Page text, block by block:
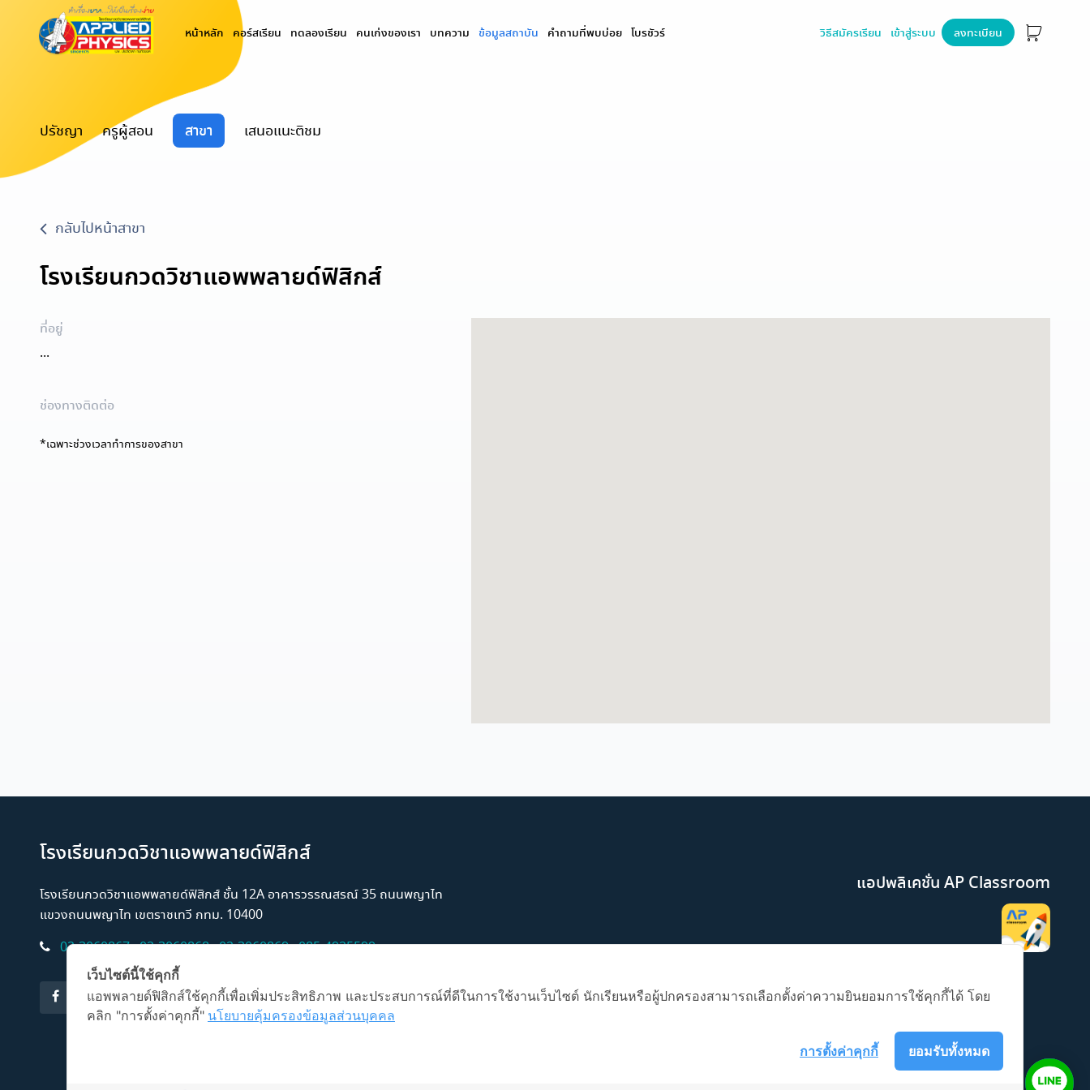
หน้าหลัก (current)
คอร์สเรียน ทดลองเรียน คนเก่งของเรา บทความ ข้อมูลสถาบัน คำถามที่พบบ่อย โบรชัวร์ วิธีสมัครเรียน เข้าสู่ระบบ ลงทะเบียน
ปรัชญา ครูผู้สอน สาขา เสนอแนะติชม
กลับไปหน้าสาขา
โรงเรียนกวดวิชาแอพพลายด์ฟิสิกส์
ที่อยู่
...
ช่องทางติดต่อ
*เฉพาะช่วงเวลาทำการของสาขา
โรงเรียนกวดวิชาแอพพลายด์ฟิสิกส์
โรงเรียนกวดวิชาแอพพลายด์ฟิสิกส์ ชั้น 12A อาคารวรรณสรณ์ 35 ถนนพญาไท
แขวงถนนพญาไท เขตราชเทวี กทม. 10400
02-3060867,02-3060868,02-3060869,085-4925599
แอปพลิเคชั่น AP Classroom
เว็บไซต์นี้ใช้คุกกี้
แอพพลายด์ฟิสิกส์ใช้คุกกี้เพื่อเพิ่มประสิทธิภาพ และประสบการณ์ที่ดีในการใช้งานเว็บไซต์ นักเรียนหรือผู้ปกครองสามารถเลือกตั้งค่าความยินยอมการใช้คุกกี้ได้ โดย
คลิก "การตั้งค่าคุกกี้" นโยบายคุ้มครองข้อมูลส่วนบุคคล
ยอมรับทั้งหมด
การตั้งค่าคุกกี้